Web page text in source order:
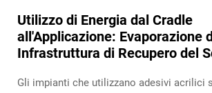
Utilizzo di Energia dal Cradle
all'Applicazione: Evaporazione
Infrastruttura di Recupero del
Gli impianti che utilizzano adesivi acrilici